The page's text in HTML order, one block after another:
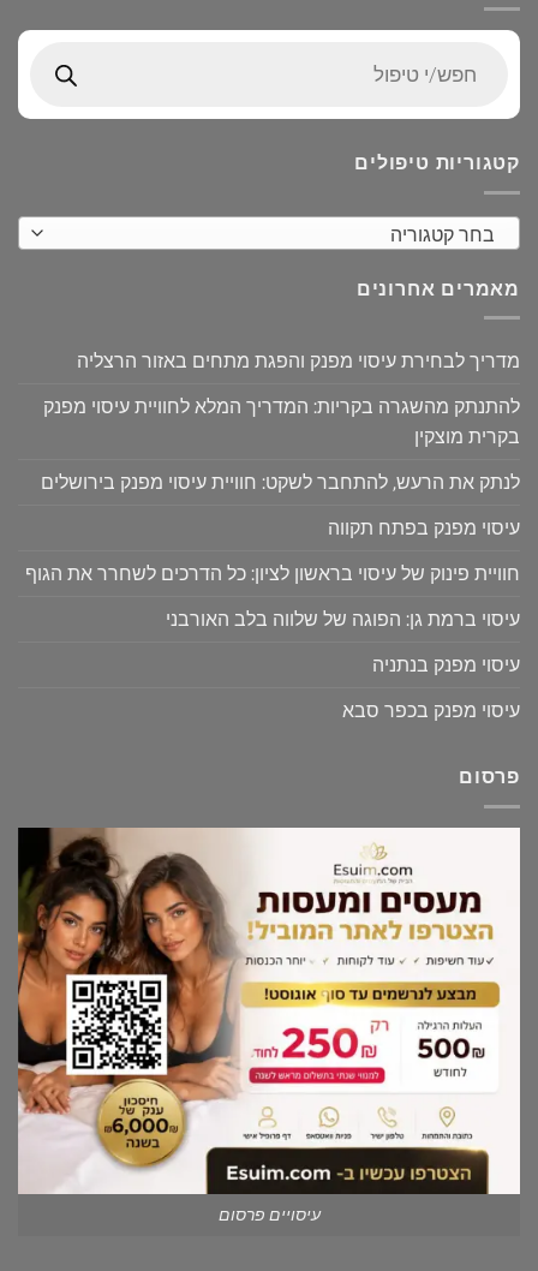
search
קטגוריות טיפולים
בחר קטגוריה
מאמרים אחרונים
מדריך לבחירת עיסוי מפנק והפגת מתחים באזור הרצליה
להתנתק מהשגרה בקריות: המדריך המלא לחוויית עיסוי מפנק
בקרית מוצקין
לנתק את הרעש, להתחבר לשקט: חוויית עיסוי מפנק בירושלים
עיסוי מפנק בפתח תקווה
חוויית פינוק של עיסוי בראשון לציון: כל הדרכים לשחרר את הגוף
עיסוי ברמת גן: הפוגה של שלווה בלב האורבני
עיסוי מפנק בנתניה
עיסוי מפנק בכפר סבא
פרסום
עיסויים פרסום